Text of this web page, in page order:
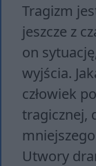
Tragizm
jeszcze z
on
wyjścia.
człowiek
tragicznej,
Utwory